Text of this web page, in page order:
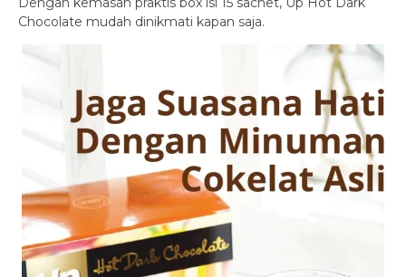
Chocolate mudah dinikmati kapan saja.